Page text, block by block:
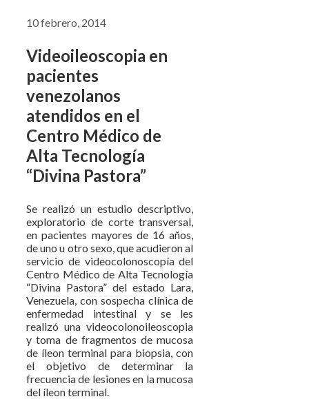
10 febrero, 2014
Videoileoscopia en
pacientes
venezolanos
atendidos en el
Centro Médico de
Alta Tecnología
“Divina Pastora”
Se realizó un estudio descriptivo,
exploratorio de corte transversal,
en pacientes mayores de 16 años,
de uno u otro sexo, que acudieron al
servicio de videocolonoscopía del
Centro Médico de Alta Tecnología
“Divina Pastora” del estado Lara,
Venezuela, con sospecha clínica de
enfermedad intestinal y se les
realizó una videocolonoileoscopia
y toma de fragmentos de mucosa
de íleon terminal para biopsia, con
el objetivo de determinar la
frecuencia de lesiones en la mucosa
del íleon terminal.